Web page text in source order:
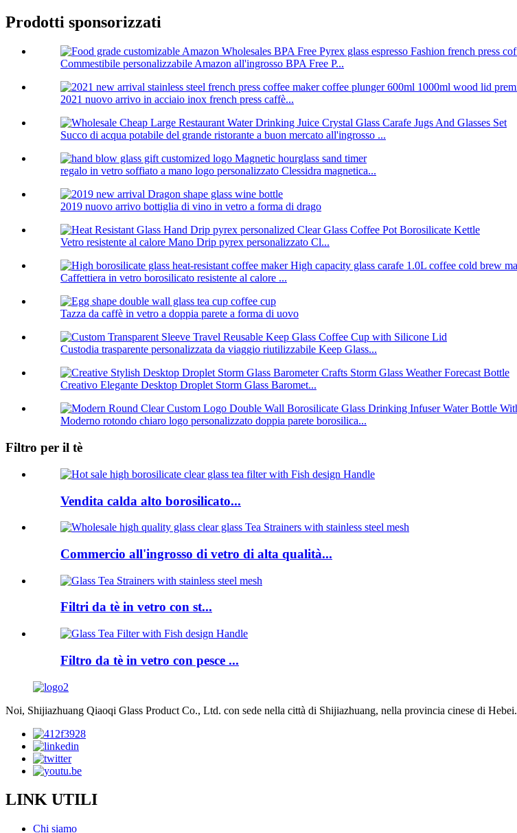
Prodotti sponsorizzati
Commestibile personalizzabile Amazon all'ingrosso BPA Free P...
2021 nuovo arrivo in acciaio inox french press caffè...
Succo di acqua potabile del grande ristorante a buon mercato all'ingrosso ...
regalo in vetro soffiato a mano logo personalizzato Clessidra magnetica...
2019 nuovo arrivo bottiglia di vino in vetro a forma di drago
Vetro resistente al calore Mano Drip pyrex personalizzato Cl...
Caffettiera in vetro borosilicato resistente al calore ...
Tazza da caffè in vetro a doppia parete a forma di uovo
Custodia trasparente personalizzata da viaggio riutilizzabile Keep Glass...
Creativo Elegante Desktop Droplet Storm Glass Baromet...
Moderno rotondo chiaro logo personalizzato doppia parete borosilica...
Filtro per il tè
Vendita calda alto borosilicato...
Commercio all'ingrosso di vetro di alta qualità...
Filtri da tè in vetro con st...
Filtro da tè in vetro con pesce ...
Noi, Shijiazhuang Qiaoqi Glass Product Co., Ltd. con sede nella città di Shijiazhuang, nella provincia cinese di Hebei.
LINK UTILI
Chi siamo